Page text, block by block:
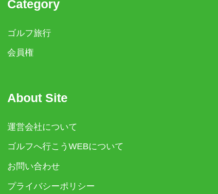
Category
ゴルフ旅行
会員権
About Site
運営会社について
ゴルフへ行こうWEBについて
お問い合わせ
プライバシーポリシー